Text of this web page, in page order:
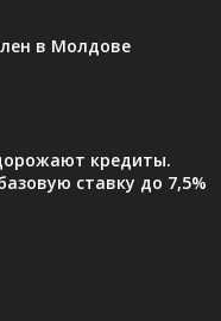
в Молдове
кредиты.
ставку до 7,5%